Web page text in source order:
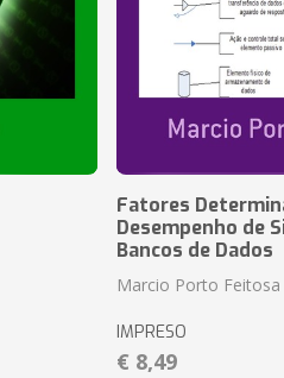
Fatores
Desempenho de
Bancos de Dados
Marcio Porto Feitosa
IMPRESO
€ 8,49